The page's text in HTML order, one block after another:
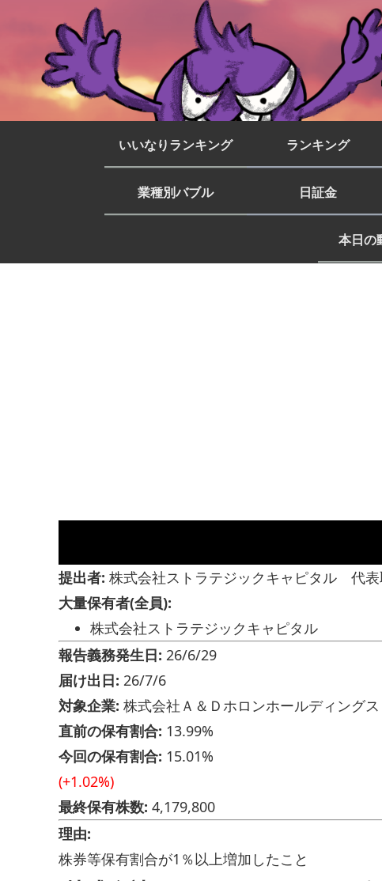
いいなりランキング ランキング
業種別バブル 日証金
本日の
提出者: 株式会社ストラテジックキャピタル 代
大量保有者(全員):
株式会社ストラテジックキャピタル
報告義務発生日: 26/6/29
届け出日: 26/7/6
対象企業: 株式会社Ａ＆Ｄホロンホールディング
直前の保有割合: 13.99%
今回の保有割合: 15.01%
(+1.02%)
最終保有株数: 4,179,800
理由:
株券等保有割合が1％以上増加したこと